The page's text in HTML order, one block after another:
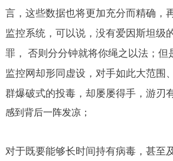
言，这些数据也将更加充分而精确，
监控系统，可以说，没有爱因斯坦级
罪， 否则分分钟就将你绳之以法；但
监控网却形同虚设，对手如此大范围
群爆破式的投毒，却屡屡得手，游刃
感到 背后一阵发凉；
对于既要能够长时间持有病毒，甚至